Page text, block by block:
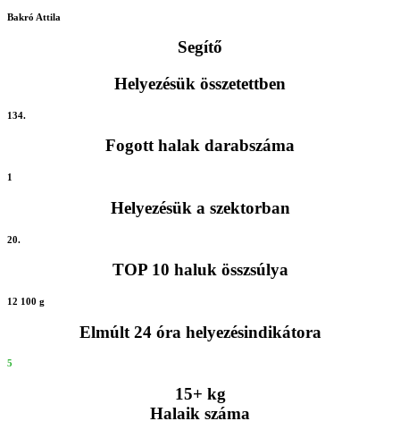
Bakró Attila
Segítő
Helyezésük összetettben
134.
Fogott halak darabszáma
1
Helyezésük a szektorban
20.
TOP 10 haluk összsúlya
12 100 g
Elmúlt 24 óra helyezésindikátora
5
15+ kg
Halaik száma